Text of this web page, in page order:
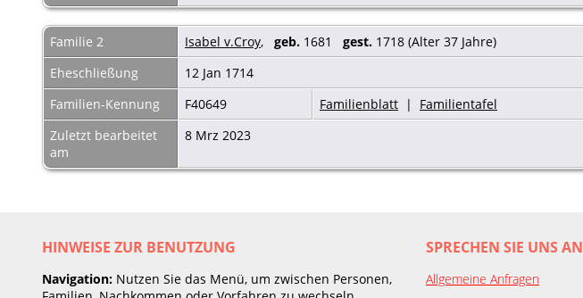
Familie 2 Isabel v.Croy, geb. 1681 gest. 1718 (Alter 37 Jahre)
Eheschließung
12 Jan 1714
Familien-Kennung
F40649 Familienblatt | Familientafel
Zuletzt bearbeitet
am
8 Mrz 2023
HINWEISE ZUR BENUTZUNG
Navigation: Nutzen Sie das Menü, um zwischen Personen,
SPRECHEN SIE UNS AN
Allgemeine Anfragen